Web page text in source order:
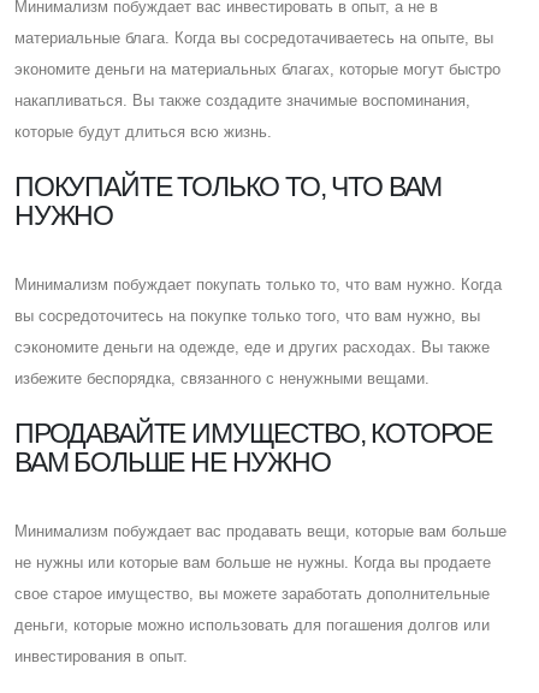
Минимализм побуждает вас инвестировать в опыт, а не в
материальные блага. Когда вы сосредотачиваетесь на опыте, вы
экономите деньги на материальных благах, которые могут быстро
накапливаться. Вы также создадите значимые воспоминания,
которые будут длиться всю жизнь.
ПОКУПАЙТЕ ТОЛЬКО ТО, ЧТО ВАМ
НУЖНО
Минимализм побуждает покупать только то, что вам нужно. Когда
вы сосредоточитесь на покупке только того, что вам нужно, вы
сэкономите деньги на одежде, еде и других расходах. Вы также
избежите беспорядка, связанного с ненужными вещами.
ПРОДАВАЙТЕ ИМУЩЕСТВО, КОТОРОЕ
ВАМ БОЛЬШЕ НЕ НУЖНО
Минимализм побуждает вас продавать вещи, которые вам больше
не нужны или которые вам больше не нужны. Когда вы продаете
свое старое имущество, вы можете заработать дополнительные
деньги, которые можно использовать для погашения долгов или
инвестирования в опыт.